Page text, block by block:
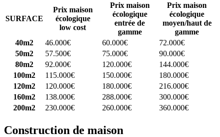
SURFACE
Prix maison
écologique
low cost
Prix maison
écologique
entrée de
gamme
Prix maison
écologique
moyen/haut de
gamme
40m2
46.000€ 60.000€
72.000€
50m2
57.500€ 75.000€
90.000€
80m2
92.000€ 120.000€
144.000€
100m2
115.000€ 150.000€
180.000€
120m2
120.000€ 180.000€
216.000€
160m2
138.000€ 288.000€
300.000€
200m2
230.000€ 260.000€ 360.000€
Construction de maison